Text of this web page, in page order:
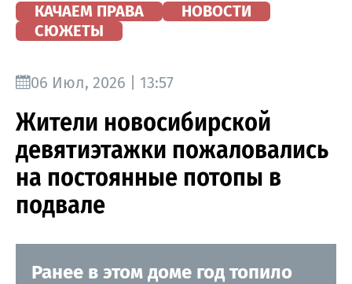
КАЧАЕМ ПРАВА
НОВОСТИ
СЮЖЕТЫ
06 Июл, 2026 | 13:57
Жители новосибирской
девятиэтажки пожаловались
на постоянные потопы в
подвале
Ранее в этом доме год топило